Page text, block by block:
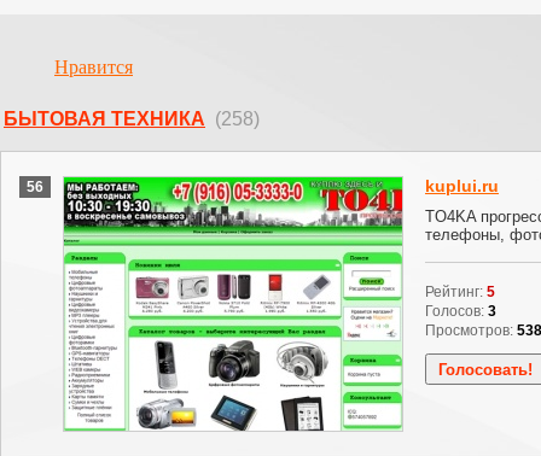
Нравится
БЫТОВАЯ ТЕХНИКА (258)
56 kuplui.ru
TO4KA
телефоны,
Рейтинг: 5
Голосов: 3
Просмотров: